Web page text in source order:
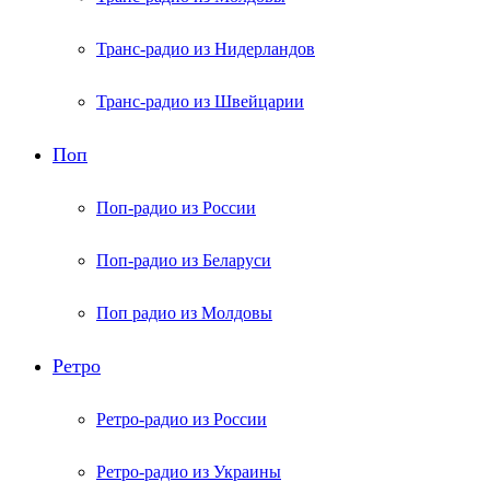
Транс-радио из Нидерландов
Транс-радио из Швейцарии
Поп
Поп-радио из России
Поп-радио из Беларуси
Поп радио из Молдовы
Ретро
Ретро-радио из России
Ретро-радио из Украины